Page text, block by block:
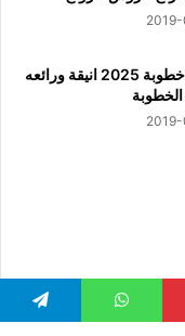
فساتين خطوبة 2025 انيقة ورائعه
واتساب تيلقرام